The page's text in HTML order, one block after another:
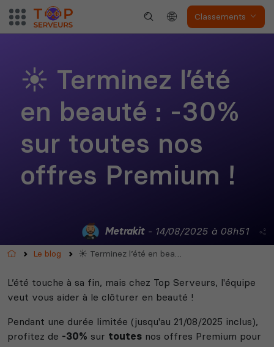
Classements
The Front Atlas
Nights
Myth of Empires Enshrouded
☀️ Terminez l’été
en beauté : -30%
sur toutes nos
offres Premium !
Metrakit- 14/08/2025 à 08h51
AccueilLe blog ☀️ Terminez l’été en beauté : -30% sur toutes nos offres Premium !
L’été touche à sa fin, mais chez Top Serveurs, l'équipe
veut vous aider à le clôturer en beauté !
Pendant une durée limitée (jusqu'au 21/08/2025 inclus),
profitez de -30% sur toutes nos offres Premium pour